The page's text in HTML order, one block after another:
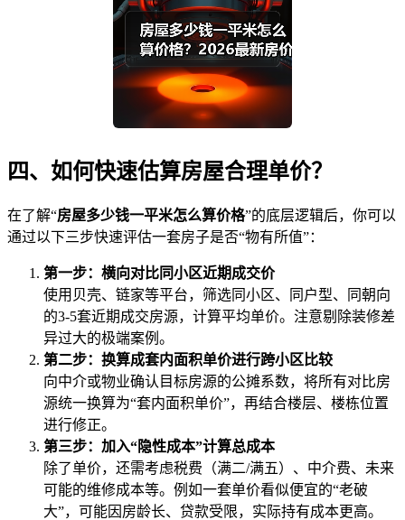
四、如何快速估算房屋合理单价？
在了解“房屋多少钱一平米怎么算价格”的底层逻辑后，你可以
通过以下三步快速评估一套房子是否“物有所值”：
第一步：横向对比同小区近期成交价
使用贝壳、链家等平台，筛选同小区、同户型、同朝向
的3-5套近期成交房源，计算平均单价。注意剔除装修差
异过大的极端案例。
第二步：换算成套内面积单价进行跨小区比较
向中介或物业确认目标房源的公摊系数，将所有对比房
源统一换算为“套内面积单价”，再结合楼层、楼栋位置
进行修正。
第三步：加入“隐性成本”计算总成本
除了单价，还需考虑税费（满二/满五）、中介费、未来
可能的维修成本等。例如一套单价看似便宜的“老破
大”，可能因房龄长、贷款受限，实际持有成本更高。